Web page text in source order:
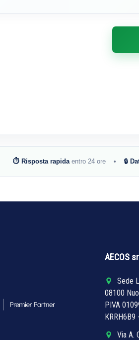
⏱ Risposta rapidaentro 24 ore • 🔒
AECOS
Sede
08100
PIVA
KRRH6B9
Via A.